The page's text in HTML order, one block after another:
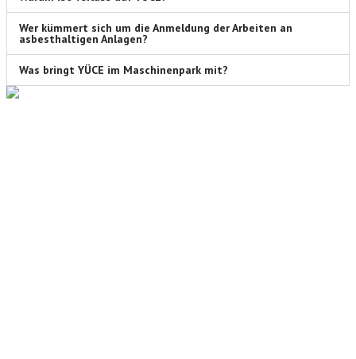
Wer kümmert sich um die Anmeldung der Arbeiten an
asbesthaltigen Anlagen?
Was bringt YÜCE im Maschinenpark mit?